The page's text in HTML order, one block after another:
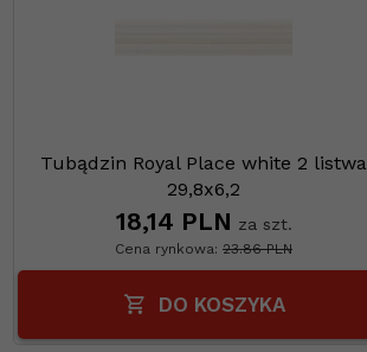
Tubądzin Royal Place white 2 listwa
29,8x6,2
18,14 PLN za szt.
Cena rynkowa: 23.86 PLN
DO KOSZYKA